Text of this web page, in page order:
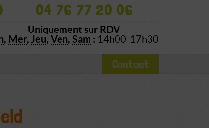
04 76 77 20 06
Uniquement sur RDV
, Mer, Jeu, Ven, Sam : 14h00-17h30
Contact